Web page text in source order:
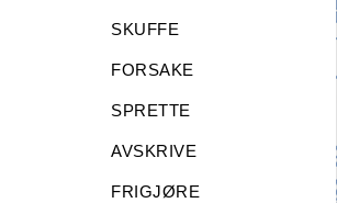
SKUFFE
FORSAKE
SPRETTE
AVSKRIVE
FRIGJØRE